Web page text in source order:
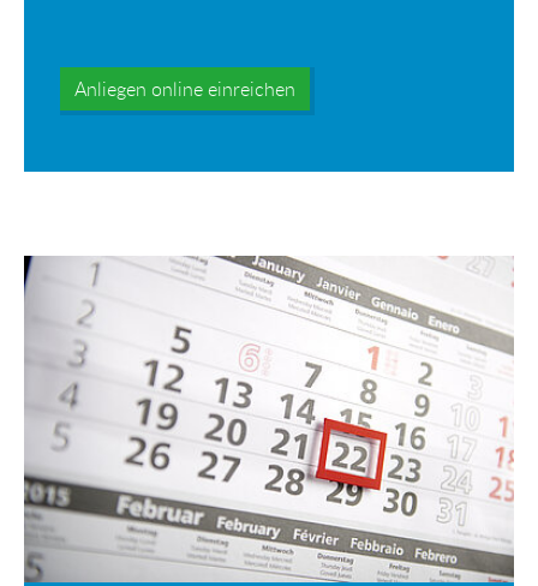
Anliegen online einreichen